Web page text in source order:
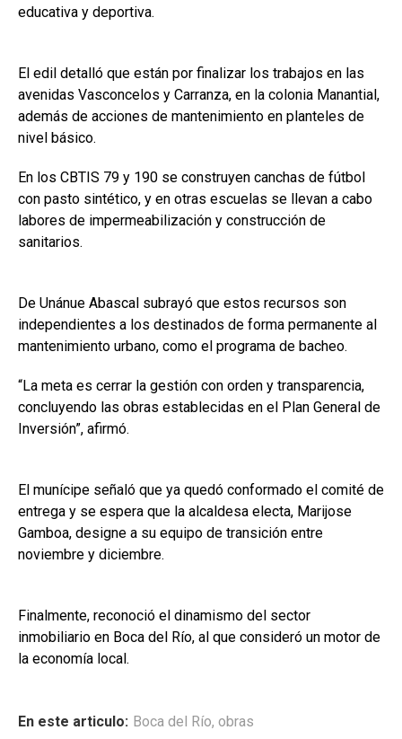
educativa y deportiva.
El edil detalló que están por finalizar los trabajos en las
avenidas Vasconcelos y Carranza, en la colonia Manantial,
además de acciones de mantenimiento en planteles de
nivel básico.
En los CBTIS 79 y 190 se construyen canchas de fútbol
con pasto sintético, y en otras escuelas se llevan a cabo
labores de impermeabilización y construcción de
sanitarios.
De Unánue Abascal subrayó que estos recursos son
independientes a los destinados de forma permanente al
mantenimiento urbano, como el programa de bacheo.
“La meta es cerrar la gestión con orden y transparencia,
concluyendo las obras establecidas en el Plan General de
Inversión”, afirmó.
El munícipe señaló que ya quedó conformado el comité de
entrega y se espera que la alcaldesa electa, Marijose
Gamboa, designe a su equipo de transición entre
noviembre y diciembre.
Finalmente, reconoció el dinamismo del sector
inmobiliario en Boca del Río, al que consideró un motor de
la economía local.
En este articulo: Boca del Río, obras